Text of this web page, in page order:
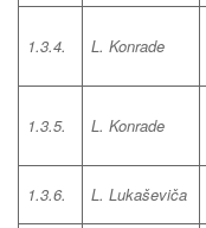
1.3.4. L. Konrade
1.3.5. L. Konrade
1.3.6. L. Lukaševiča